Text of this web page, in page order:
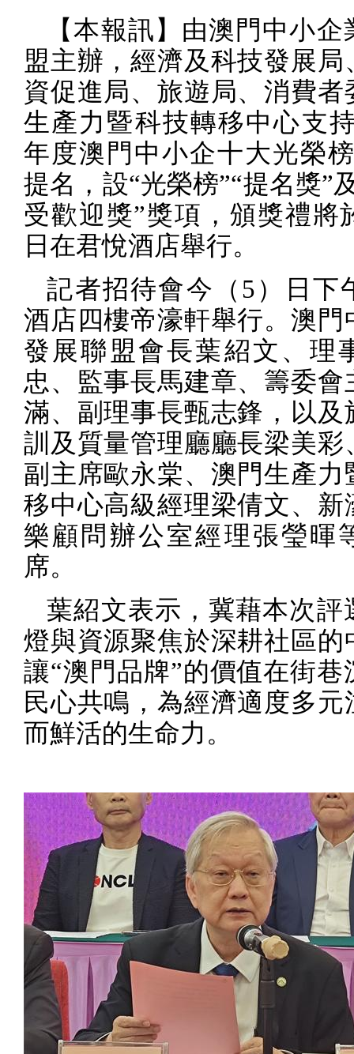
【本報訊】由澳門中小
盟主辦，經濟及科技發展局
資促進局、旅遊局、消費者
生產力暨科技轉移中心支
年度澳門中小企十大光榮
提名，設“光榮榜”“提名獎”
受歡迎獎”獎項，頒獎禮將
日在君悅酒店舉行。
記者招待會今（ 5 ）日下
酒店四樓帝濠軒舉行。澳門
發展聯盟會長葉紹文、理
忠、監事長馬建章、籌委會
滿、副理事長甄志鋒，以及
訓及質量管理廳廳長梁美彩
副主席歐永棠、澳門生產力
移中心高級經理梁倩文、新
樂顧問辦公室經理張瑩暉
席。
葉紹文表示，冀藉本次評
燈與資源聚焦於深耕社區的
讓“澳門品牌”的價值在街巷
民心共鳴，為經濟適度多元
而鮮活的生命力。